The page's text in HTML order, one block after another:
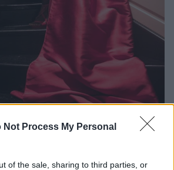
Not Process My Personal
of the sale, sharing to third parties, or